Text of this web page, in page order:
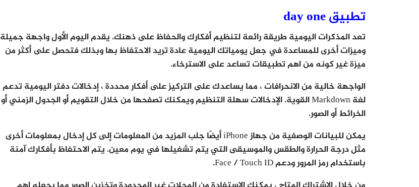
تطبيق day one
تعد المذكرات اليومية طريقة رائعة لتنظيم أفكارك والحفاظ على ذهنك. يقدم اليوم الأول واجهة جميلة
وميزات أخرى للمساعدة في جعل يومياتك اليومية عادة تريد الاحتفاظ بها وبذلك فتحصل على أكثر من
ميزة غير كونه من اهم تطبيقات تساعد على الاسترخاء.
الواجهة خالية من الانحرافات ، مما يساعدك على التركيز على أفكار محددة ، إدخالات دفتر اليومية تدعم
لغة Markdown القوية. الإدخالات سهلة التنظيم ويمكنك تصفحها من خلال التقويم أو الجدول الزمني أو
الخرائط أو الصور.
يمكن للبيانات الوصفية من جهاز iPhone أيضًا جلب المزيد من المعلومات إلى كل إدخال بمعلومات أخرى
مثل درجة الحرارة والطقس والموسيقى التي يتم تشغيلها في يوم معين. يتم الاحتفاظ بأفكارك آمنة
باستخدام رمز المرور ودعم Face / Touch ID.